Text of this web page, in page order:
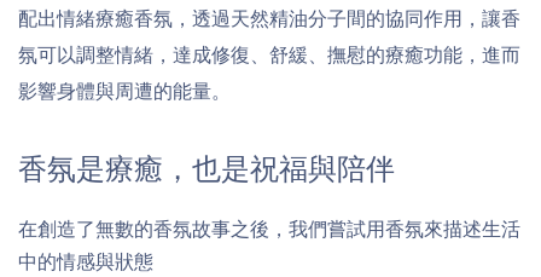
配出情緒療癒香氛，透過天然精油分子間的協同作用，讓香
氛可以調整情緒，達成修復、舒緩、撫慰的療癒功能，進而
影響身體與周遭的能量。
香氛是療癒，也是祝福與陪伴
在創造了無數的香氛故事之後，我們嘗試用香氛來描述生活
中的情感與狀態